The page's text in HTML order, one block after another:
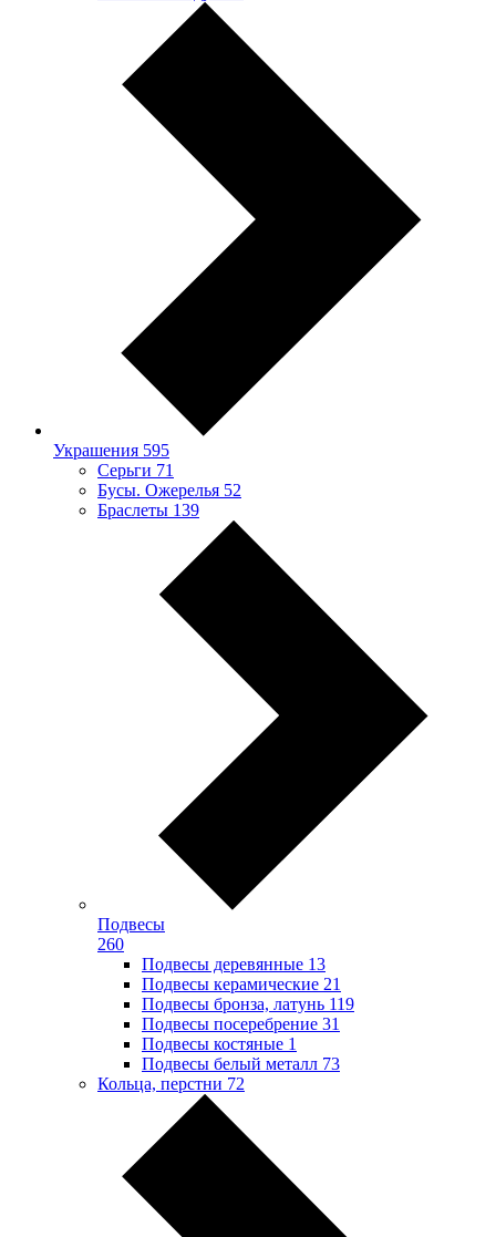
Украшения 595
Серьги 71
Бусы. Ожерелья 52
Браслеты 139
Подвесы
260
Подвесы деревянные 13
Подвесы керамические 21
Подвесы бронза, латунь 119
Подвесы посеребрение 31
Подвесы костяные 1
Подвесы белый металл 73
Кольца, перстни 72